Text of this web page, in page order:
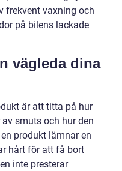
frekvent vaxning och
på bilens lackade
vägleda dina
är att titta på hur
smuts och hur den
produkt lämnar en
hårt för att få bort
inte presterar